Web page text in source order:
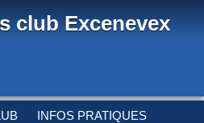
club Excenevex
INFOS PRATIQUES